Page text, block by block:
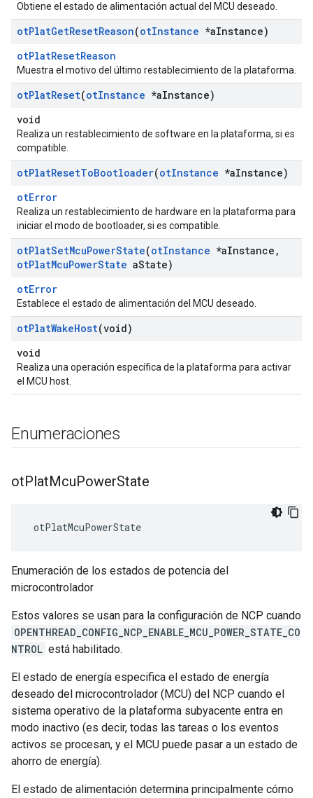
Obtiene el estado de alimentación actual del MCU deseado.
otPlatGetResetReason(otInstance *aInstance)
otPlatResetReason
Muestra el motivo del último restablecimiento de la plataforma.
otPlatReset(otInstance *aInstance)
void
Realiza un restablecimiento de software en la plataforma, si es
compatible.
otPlatResetToBootloader(otInstance *aInstance)
otError
Realiza un restablecimiento de hardware en la plataforma para
iniciar el modo de bootloader, si es compatible.
otPlatSetMcuPowerState(otInstance *aInstance ,
otPlatMcuPowerState aState)
otError
Establece el estado de alimentación del MCU deseado.
otPlatWakeHost(void)
void
Realiza una operación específica de la plataforma para activar
el MCU host.
Enumeraciones
otPlatMcuPowerState
otPlatMcuPowerState
Enumeración de los estados de potencia del
microcontrolador
Estos valores se usan para la configuración de NCP cuando
OPENTHREAD_CONFIG_NCP_ENABLE_MCU_POWER_STATE_CO
NTROL está habilitado.
El estado de energía especifica el estado de energía
deseado del microcontrolador (MCU) del NCP cuando el
sistema operativo de la plataforma subyacente entra en
modo inactivo (es decir, todas las tareas o los eventos
activos se procesan, y el MCU puede pasar a un estado de
ahorro de energía).
El estado de alimentación determina principalmente cómo